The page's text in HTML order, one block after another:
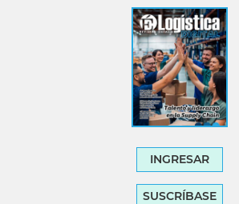
INGRESAR
SUSCRÍBASE